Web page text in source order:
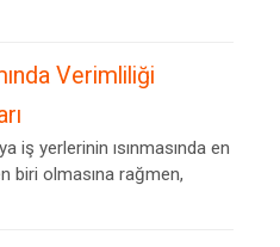
Verimliliği
iş yerlerinin ısınmasında en
biri olmasına rağmen,